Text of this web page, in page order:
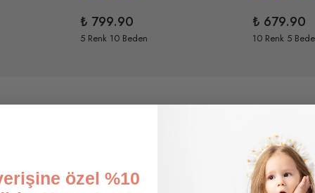
₺ 799.90
5 Renk 10 Beden
₺ 679.90
10 Renk 5
özel %10